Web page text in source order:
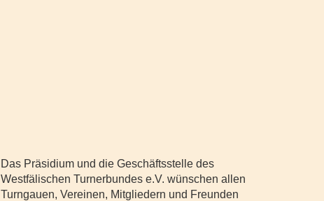
Das Präsidium und die Geschäftsstelle des
Westfälischen Turnerbundes e.V. wünschen allen
Turngauen, Vereinen, Mitgliedern und Freunden